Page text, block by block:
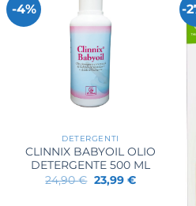
-4%
DETERGENTI
CLINNIX BABYOIL OLIO
DETERGENTE 500 ML
24,90€ Il
prezzo
23,99 €Il
-